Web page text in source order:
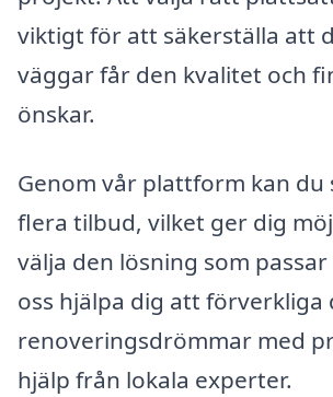
viktigt för att säkerställa att
väggar får den kvalitet och
önskar.
Genom vår plattform kan du
flera tilbud, vilket ger dig
välja den lösning som
oss hjälpa dig att förverkliga
renoveringsdrömmar med
hjälp från lokala experter.